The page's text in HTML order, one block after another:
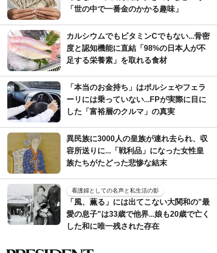
「世の中で一番金のかかる趣味」
カルシウムでもビタミンCでもない...骨密
度と認知機能に直結「98%の日本人が不
足する栄養素」を取れる食材
「本当のお金持ち」はポルシェやフェラ
ーリには乗っていない...FPが実際に目に
した「富裕層のクルマ」の真実
異民族に3000人の皇族が連れ去られ、収
容所送りに...「戦利品」になった女性皇
族たちがたどった悲惨な結末
看護婦としての名声と私生活の影
「風、薫る」には出てこない大関和の"最
愛の息子"は33歳で他界...娘も20歳で亡く
した和に唯一残された存在